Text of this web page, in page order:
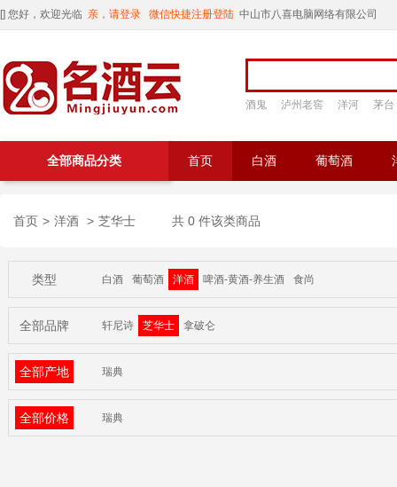
[] 您好，欢迎光临 亲，请登录 微信快捷注册登陆 中山市八喜电脑网络有限公司
酒鬼 泸州老窖 洋河 茅台
全部商品分类 首页 白酒 葡萄酒
首页 > 洋酒 > 芝华士 共 0 件该类商品
类型 白酒 葡萄酒 洋酒 啤酒-黄酒-养生酒 食尚
全部品牌 轩尼诗 芝华士 拿破仑
全部产地 瑞典
全部价格 瑞典